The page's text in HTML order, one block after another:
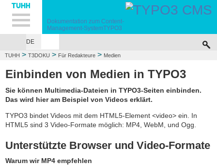
Hauptnavigation
Unternavigation
Inhalt
Suche
Dokumentation zum Content-
Management-SystemTYPO3
DE
TUHH > T3DOKU > Für Redakteure > Medien
Einbinden von Medien in TYPO3
Sie können Multimedia-Dateien in TYPO3-Seiten einbinden.
Das wird hier am Beispiel von Videos erklärt.
TYPO3 bindet Videos mit dem HTML5-Element <video> ein. In
HTML5 sind 3 Video-Formate möglich: MP4, WebM, und Ogg.
Unterstützte Browser und Video-Formate
Warum wir MP4 empfehlen